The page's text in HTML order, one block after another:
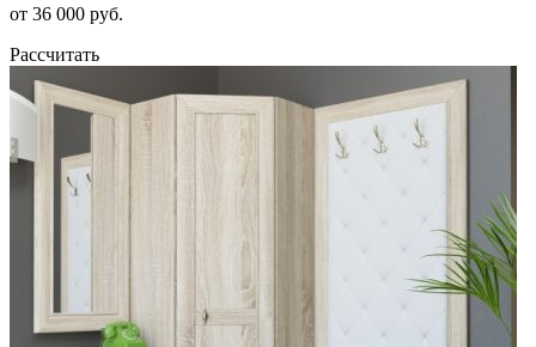
от 36 000 руб.
Рассчитать